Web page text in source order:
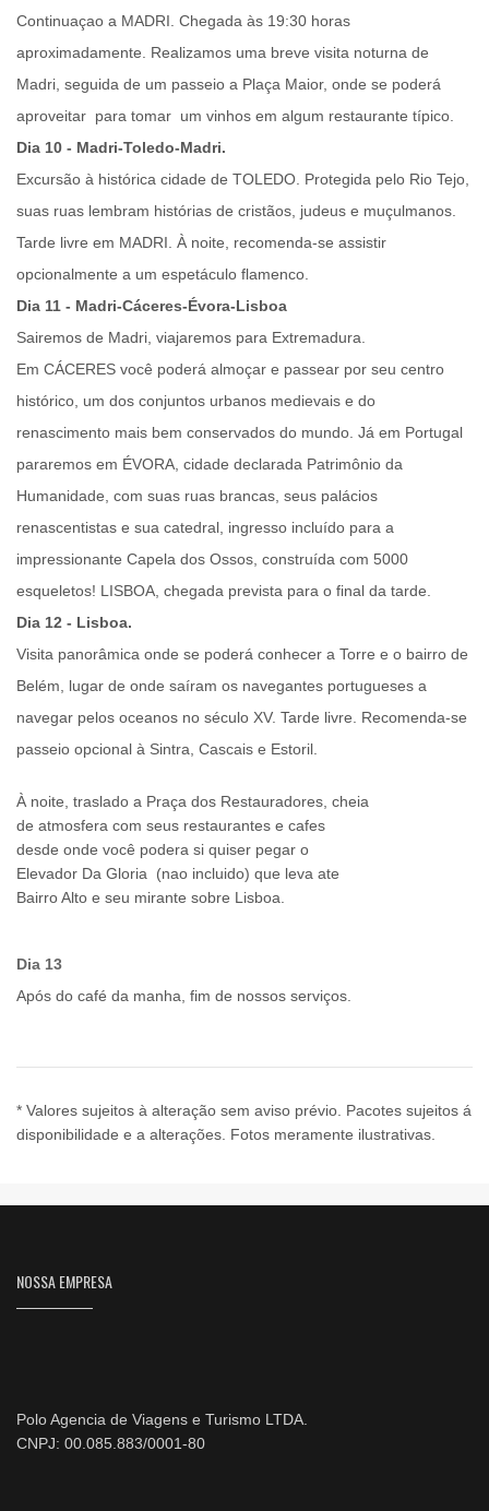
Continuaçao a MADRI . Chegada às 19:30 horas
aproximadamente. Realizamos uma breve visita noturna de
Madri, seguida de um passeio a Plaça Maior, onde se poderá
aproveitar para tomar um vinhos em algum restaurante típico.
Dia 10 - Madri-Toledo-Madri.
Excursão à histórica cidade de TOLEDO . Protegida pelo Rio Tejo,
suas ruas lembram histórias de cristãos, judeus e muçulmanos.
Tarde livre em MADRI . À noite, recomenda-se assistir
opcionalmente a um espetáculo flamenco.
Dia 11 - Madri-Cáceres-Évora-Lisboa
Sairemos de Madri, viajaremos para Extremadura.
Em CÁCERES você poderá almoçar e passear por seu centro
histórico, um dos conjuntos urbanos medievais e do
renascimento mais bem conservados do mundo. Já em Portugal
pararemos em ÉVORA , cidade declarada Patrimônio da
Humanidade, com suas ruas brancas, seus palácios
renascentistas e sua catedral, ingresso incluído para a
impressionante Capela dos Ossos , construída com 5000
esqueletos! LISBOA , chegada prevista para o final da tarde.
Dia 12 - Lisboa.
Visita panorâmica onde se poderá conhecer a Torre e o bairro de
Belém, lugar de onde saíram os navegantes portugueses a
navegar pelos oceanos no século XV. Tarde livre. Recomenda-se
passeio opcional à Sintra, Cascais e Estoril.
À noite, traslado a Praça dos Restauradores , cheia
de atmosfera com seus restaurantes e cafes
desde onde você podera si quiser pegar o
Elevador Da Gloria (nao incluido) que leva ate
Bairro Alto e seu mirante sobre Lisboa.
Dia 13
Após do café da manha, fim de nossos serviços.
* Valores sujeitos à alteração sem aviso prévio. Pacotes sujeitos á
disponibilidade e a alterações. Fotos meramente ilustrativas.
NOSSA EMPRESA
Polo Agencia de Viagens e Turismo LTDA.
CNPJ: 00.085.883/0001-80